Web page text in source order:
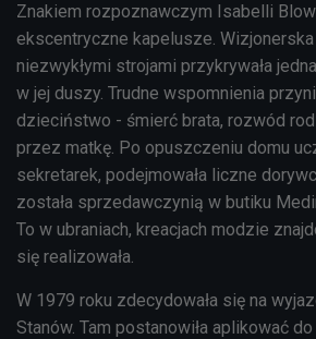
Znakiem rozpoznawczym Isabelli
ekscentryczne kapelusze.
niezwykłymi strojami przykrywała
w jej duszy. Trudne wspomnienia
dzieciństwo - śmierć brata, rozwód
przez matkę. Po opuszczeniu domu
sekretarek, podejmowała liczne
została sprzedawczynią w butiku
To w ubraniach, kreacjach modzie
się realizowała.
W 1979 roku zdecydowała się na
Stanów. Tam postanowiła aplikować